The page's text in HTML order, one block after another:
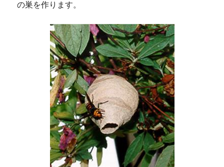
の巣を作ります。